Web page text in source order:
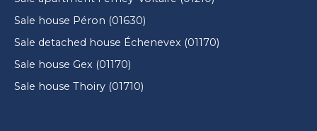
Sale house Péron (01630)
Sale detached house Échenevex (01170)
Sale house Gex (01170)
Sale house Thoiry (01710)